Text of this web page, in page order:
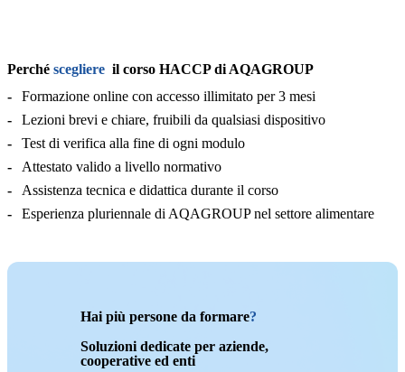
Perché scegliere il corso HACCP di AQAGROUP
Formazione online con accesso illimitato per 3 mesi
Lezioni brevi e chiare, fruibili da qualsiasi dispositivo
Test di verifica alla fine di ogni modulo
Attestato valido a livello normativo
Assistenza tecnica e didattica durante il corso
Esperienza pluriennale di AQAGROUP nel settore alimentare
Hai più persone da formare?
Soluzioni dedicate per aziende,
cooperative ed enti